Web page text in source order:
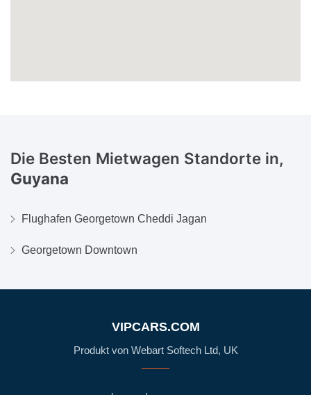
Die Besten Mietwagen Standorte in,
Guyana
Flughafen Georgetown Cheddi Jagan
Georgetown Downtown
VIPCARS.COM
Produkt von Webart Softech Ltd, UK